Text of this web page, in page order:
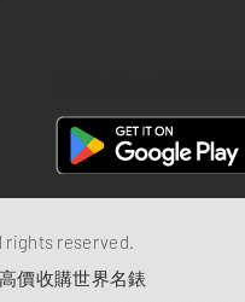
rights reserved.
價收購世界名錶